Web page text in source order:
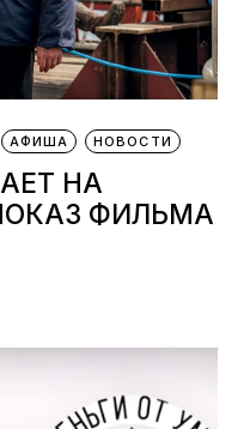
АФИША НОВОСТИ
НА
ФИЛЬМА